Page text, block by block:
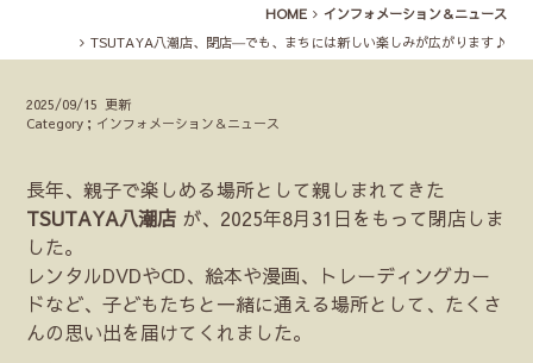
HOME
インフォメーション＆ニュース
TSUTAYA八潮店、閉店―でも、まちには新しい楽しみが広がります♪
2025/09/15 更新
Category；インフォメーション＆ニュース
長年、親子で楽しめる場所として親しまれてきた
TSUTAYA八潮店 が、2025年8月31日をもって閉店しま
した。
レンタルDVDやCD、絵本や漫画、トレーディングカー
ドなど、子どもたちと一緒に通える場所として、たくさ
んの思い出を届けてくれました。